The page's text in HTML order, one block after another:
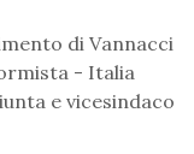
di Vannacci
- Italia
e vicesindaco